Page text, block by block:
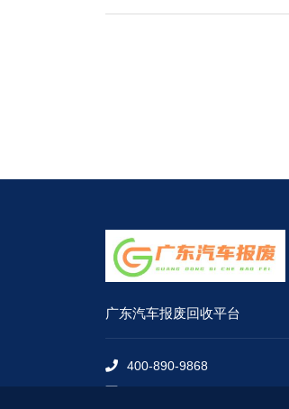
广东汽车报废回收平台
400-890-9868